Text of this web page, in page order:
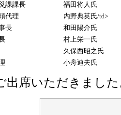
課課長
福田将人氏
代理
内野典英氏/td>
長
和田陽介氏
村上栄一氏
久保西昭之氏
小舟迪夫氏
出席いただきまし